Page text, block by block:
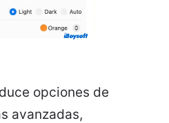
opciones de
avanzadas,